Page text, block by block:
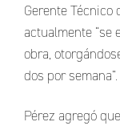
Gerente
actualmente “se
obra,
dos por semana”.
Pérez agregó